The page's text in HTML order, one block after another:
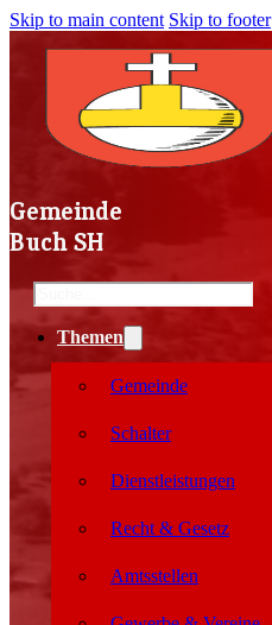
Skip to main content Skip to footer
Gemeinde
Buch SH
Search
Themen
Gemeinde
Schalter
Dienstleistungen
Recht & Gesetz
Amtsstellen